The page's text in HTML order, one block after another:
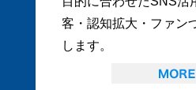
客・認知拡大・ファン
します。